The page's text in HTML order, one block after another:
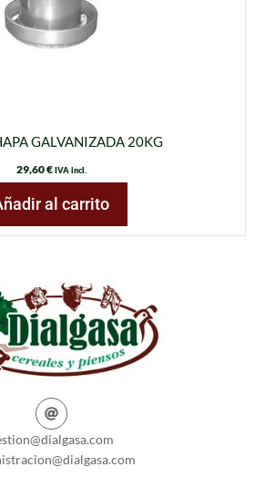
GALVANIZADA 20KG
29,60€ IVA incl.
al carrito